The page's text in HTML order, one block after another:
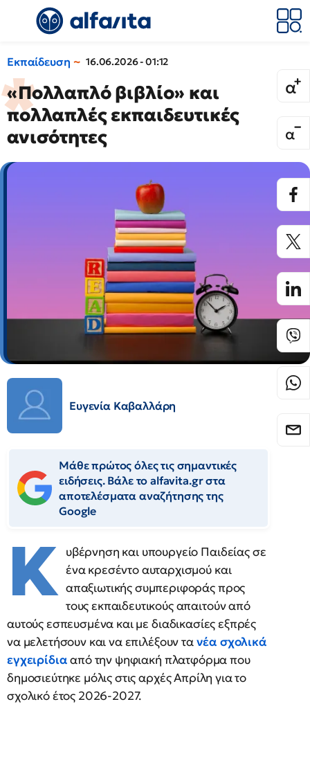
Εκπαίδευση 16.06.2026 - 01:12
«Πολλαπλό βιβλίο» και
πολλαπλές εκπαιδευτικές
ανισότητες
Ευγενία Καβαλλάρη
Μάθε πρώτος όλες τις σημαντικές
ειδήσεις. Βάλε το alfavita.gr στα
αποτελέσματα αναζήτησης της
Google
Κ υβέρνηση και υπουργείο Παιδείας σε
ένα κρεσέντο αυταρχισμού και
απαξιωτικής συμπεριφοράς προς
τους εκπαιδευτικούς απαιτούν από
αυτούς εσπευσμένα και με διαδικασίες εξπρές
να μελετήσουν και να επιλέξουν τανέα σχολικά
εγχειρίδιααπό την ψηφιακή πλατφόρμα που
δημοσιεύτηκε μόλις στις αρχές Απρίλη για το
σχολικό έτος 2026-2027.